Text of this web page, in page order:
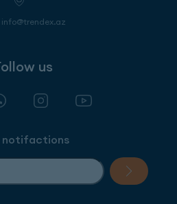
info@trendex.az
us
notifactions